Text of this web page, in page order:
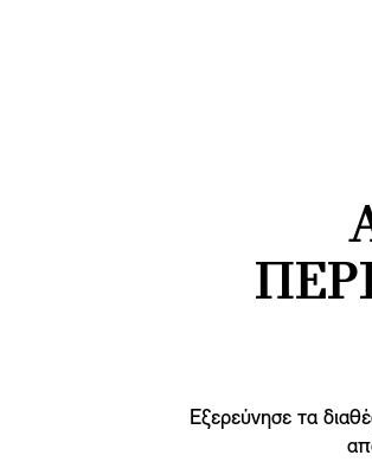
Εξερεύνησε τα